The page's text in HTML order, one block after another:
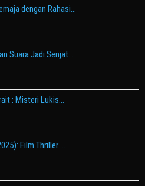
dengan Rahasi…
Suara Jadi Senjat…
: Misteri Lukis…
Film Thriller …